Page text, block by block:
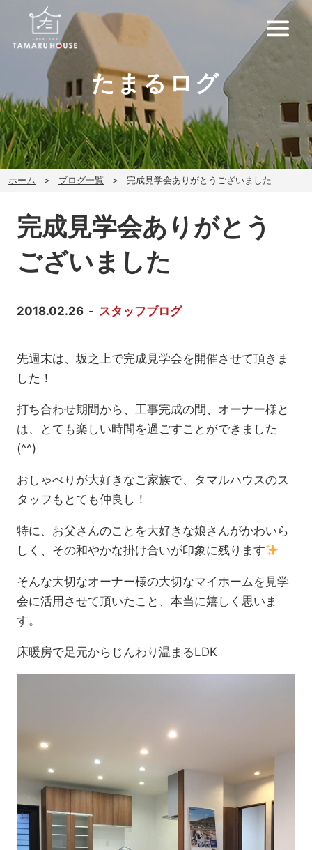
たまるログ
ホーム ブログ一覧 完成見学会ありがとうございました
完成見学会ありがとう
ございました
2018.02.26 スタッフブログ
先週末は、坂之上で完成見学会を開催させて頂きま
した！
打ち合わせ期間から、工事完成の間、オーナー様と
は、とても楽しい時間を過ごすことができました
(^^)
おしゃべりが大好きなご家族で、タマルハウスのス
タッフもとても仲良し！
特に、お父さんのことを大好きな娘さんがかわいら
しく、その和やかな掛け合いが印象に残ります
そんな大切なオーナー様の大切なマイホームを見学
会に活用させて頂いたこと、本当に嬉しく思いま
す。
床暖房で足元からじんわり温まるLDK